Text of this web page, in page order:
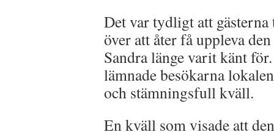
Det var tydligt att
över att åter få uppleva
Sandra länge varit känt
lämnade besökarna
och stämningsfull kväll.
En kväll som visade att